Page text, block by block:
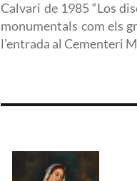
Calvari de 1985 “Los
monumentals com els
l’entrada al Cementeri